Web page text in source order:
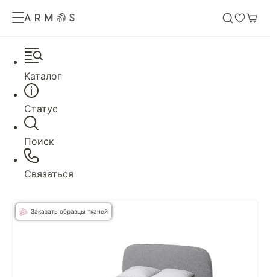
Каталог
Статус
Поиск
Связаться
Заказать образцы тканей